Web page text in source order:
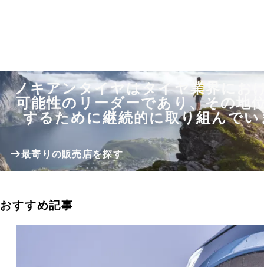
ノキアンタイヤはタイヤ業界にお
可能性のリーダーであり、その地
するために継続的に取り組んでい
最寄りの販売店を探す
おすすめ記事